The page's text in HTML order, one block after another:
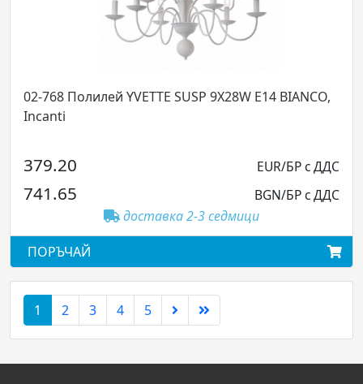
02-768 Полилей YVETTE SUSP 9X28W E14 BIANCO,
Incanti
379.20 EUR/БР с ДДС
741.65
BGN/БР с ДДС
доставка 2-3 седмици
ПОРЪЧАЙ
1 2 3 4 5